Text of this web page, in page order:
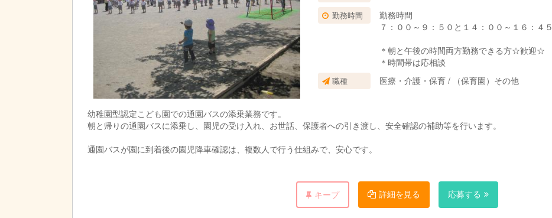
勤務時間
勤務時間
７：００～９：５０と１４：００～１６：４５
＊朝と午後の時間両方勤務できる方☆歓迎☆
＊時間帯は応相談
職種 医療・介護・保育 / （保育園）その他
幼稚園型認定こども園での通園バスの添乗業務です。
朝と帰りの通園バスに添乗し、園児の受け入れ、お世話、保護者への引き渡し、安全確認の補助等を行います。
通園バスが園に到着後の園児降車確認は、複数人で行う仕組みで、安心です。
キープ 詳細を見る 応募する